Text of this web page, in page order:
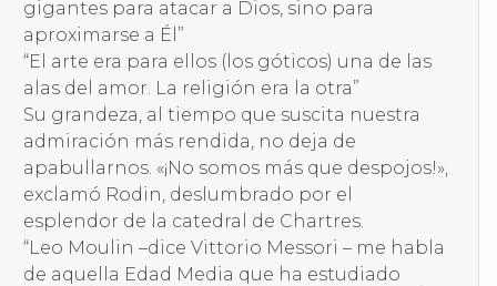
gigantes para atacar a Dios, sino para
aproximarse a Él”
“El arte era para ellos (los góticos) una de las
alas del amor. La religión era la otra”
Su grandeza, al tiempo que suscita nuestra
admiración más rendida, no deja de
apabullarnos. «¡No somos más que despojos!»,
exclamó Rodin, deslumbrado por el
esplendor de la catedral de Chartres.
“Leo Moulin –dice Vittorio Messori – me habla
de aquella Edad Media que ha estudiado